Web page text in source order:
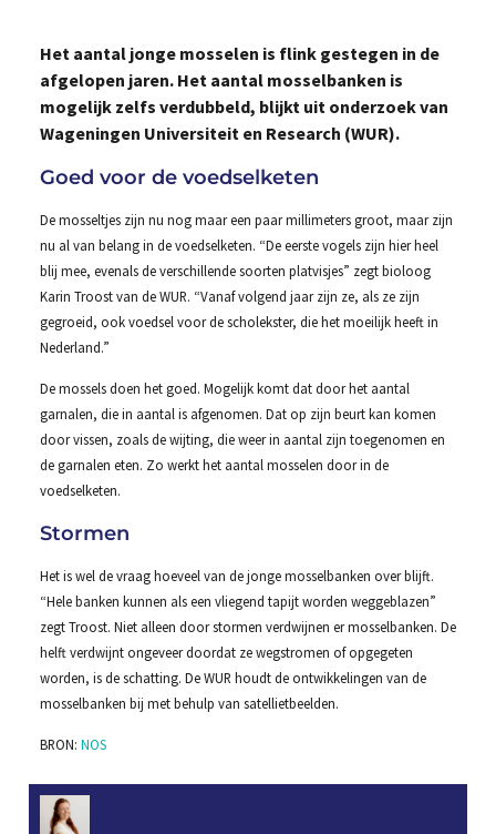
Het aantal jonge mosselen is flink gestegen in de
afgelopen jaren. Het aantal mosselbanken is
mogelijk zelfs verdubbeld, blijkt uit onderzoek van
Wageningen Universiteit en Research (WUR).
Goed voor de voedselketen
De mosseltjes zijn nu nog maar een paar millimeters groot, maar zijn
nu al van belang in de voedselketen. “De eerste vogels zijn hier heel
blij mee, evenals de verschillende soorten platvisjes” zegt bioloog
Karin Troost van de WUR. “Vanaf volgend jaar zijn ze, als ze zijn
gegroeid, ook voedsel voor de scholekster, die het moeilijk heeft in
Nederland.”
De mossels doen het goed. Mogelijk komt dat door het aantal
garnalen, die in aantal is afgenomen. Dat op zijn beurt kan komen
door vissen, zoals de wijting, die weer in aantal zijn toegenomen en
de garnalen eten. Zo werkt het aantal mosselen door in de
voedselketen.
Stormen
Het is wel de vraag hoeveel van de jonge mosselbanken over blijft.
“Hele banken kunnen als een vliegend tapijt worden weggeblazen”
zegt Troost. Niet alleen door stormen verdwijnen er mosselbanken. De
helft verdwijnt ongeveer doordat ze wegstromen of opgegeten
worden, is de schatting. De WUR houdt de ontwikkelingen van de
mosselbanken bij met behulp van satellietbeelden.
BRON: NOS